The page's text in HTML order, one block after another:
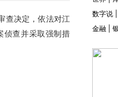
决定，依法对江
侦查并采取强制措
数字说
金融